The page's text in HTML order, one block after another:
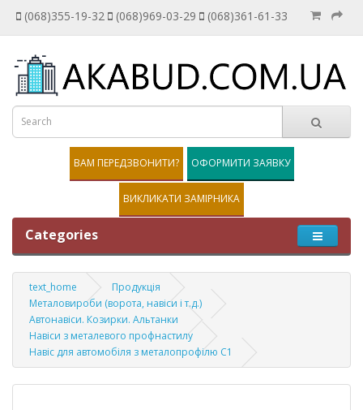
(068)355-19-32 (068)969-03-29 (068)361-61-33
ВАМ ПЕРЕДЗВОНИТИ? ОФОРМИТИ ЗАЯВКУ
ВИКЛИКАТИ ЗАМІРНИКА
Categories
text_home
Продукція
Металовироби (ворота, навіси і т.д.)
Автонавіси. Козирки. Альтанки
Навіси з металевого профнастилу
Навіс для автомобіля з металопрофілю С1